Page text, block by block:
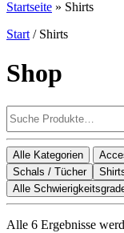
Startseite » Shirts
Start / Shirts
Shop
Suchen
Alle Kategorien
Schals / Tücher
Alle
Alle 6 Ergebnisse